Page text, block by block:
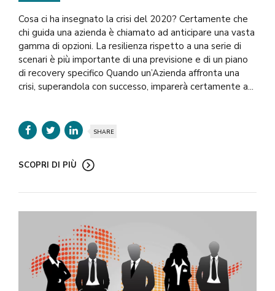
Cosa ci ha insegnato la crisi del 2020? Certamente che
chi guida una azienda è chiamato ad anticipare una vasta
gamma di opzioni. La resilienza rispetto a una serie di
scenari è più importante di una previsione e di un piano
di recovery specifico Quando un’Azienda affronta una
crisi, superandola con successo, imparerà certamente a...
SHARE
SCOPRI DI PIÙ